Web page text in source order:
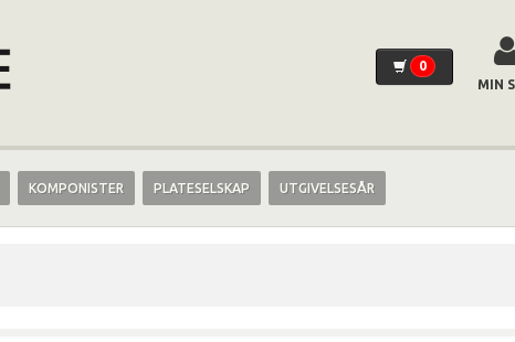
0
MIN
KOMPONISTER PLATESELSKAP UTGIVELSESÅR